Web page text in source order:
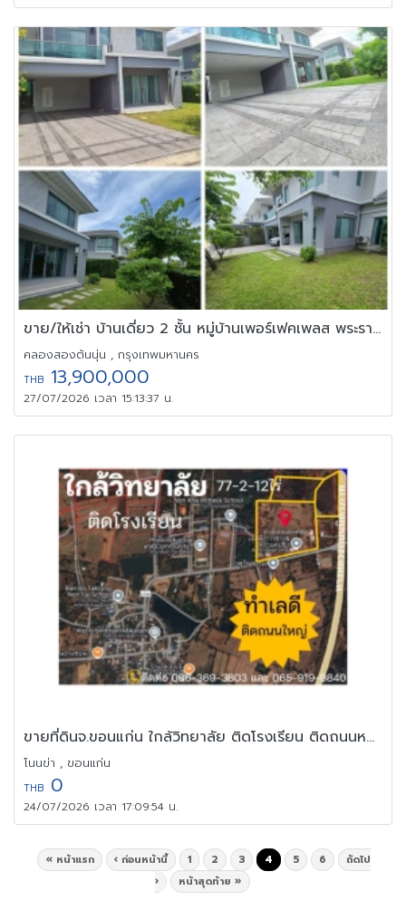
ขาย/ให้เช่า บ้านเดี่ยว 2 ชั้น หมู่บ้านเพอร์เฟคเพลส พระราม 9
คลองสองต้นนุ่น , กรุงเทพมหานคร
THB 13,900,000
27/07/2026 เวลา 15:13:37 น.
ขายที่ดินจ.ขอนแก่น ใกล้วิทยาลัย ติดโรงเรียน ติดถนนหลัก น้ำไม่ท่วม
โนนข่า , ขอนแก่น
THB 0
24/07/2026 เวลา 17:09:54 น.
« หน้าแรก ‹ ก่อนหน้านี้ 1 2 3 4 5 6
ถัดไป
›
หน้าสุดท้าย »